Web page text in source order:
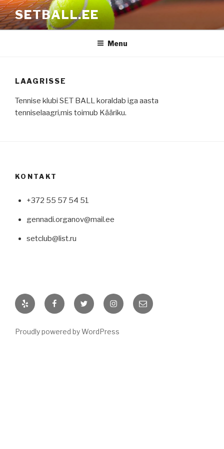
Skip
to
content
SETBALL.EE
Menu
LAAGRISSE
Tennise klubi SET BALL koraldab iga aasta
tenniselaagri,mis toimub Kääriku.
KONTAKT
+372 55 57 54 51
gennadi.organov@mail.ee
setclub@list.ru
Yelp FacebookTwitter Instagram
E-
mail
Proudly powered by WordPress